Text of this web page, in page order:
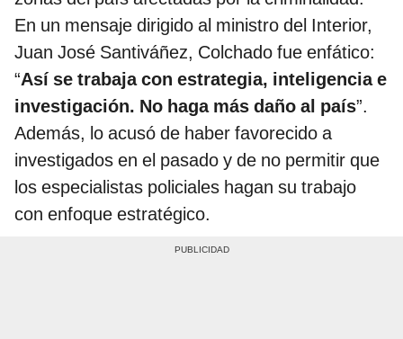
En un mensaje dirigido al ministro del Interior,
Juan José Santiváñez, Colchado fue enfático:
“Así se trabaja con estrategia, inteligencia e
investigación. No haga más daño al país”.
Además, lo acusó de haber favorecido a
investigados en el pasado y de no permitir que
los especialistas policiales hagan su trabajo
con enfoque estratégico.